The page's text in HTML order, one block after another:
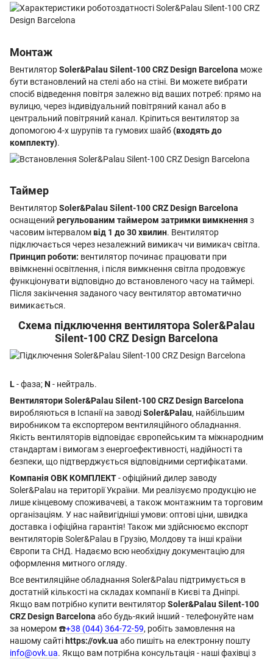
Монтаж
ВентиляторSoler&Palau Silent-100 CRZ Design Barcelona може
бути встановлений на стелі або на стіні. Ви можете вибрати
спосіб відведення повітря залежно від ваших потреб: прямо на
вулицю, через індивідуальний повітряний канал або в
центральний повітряний канал. Кріпиться вентилятор за
допомогою 4-х шурупів та гумових шайб(входять до
комплекту).
Таймер
ВентиляторSoler&Palau Silent-100 CRZ Design Barcelona
оснащений регульованим таймером затримки вимкнення з
часовим інтерваломвід 1 до 30 хвилин. Вентилятор
підключається через незалежний вимикач чи вимикач світла.
Принцип роботи: вентилятор починає працювати при
ввімкненні освітлення, і після вимкнення світла продовжує
функціонувати відповідно до встановленого часу на таймері.
Після закінчення заданого часу вентилятор автоматично
вимикається.
Схема підключення вентилятора Soler&Palau
Silent-100 CRZ Design Barcelona
L- фаза;N - нейтраль.
Вентилятори Soler&Palau Silent-100 CRZ Design Barcelona
виробляються в Іспанії на заводіSoler&Palau, найбільшим
виробником та експортером вентиляційного обладнання.
Якість вентиляторів відповідає європейським та міжнародним
стандартам і вимогам з енергоефективності, надійності та
безпеки, що підтверджується відповідними сертифікатами.
Компанія ОВК КОМПЛЕКТ- офіційний дилер заводу
Soler&Palau на території України. Ми реалізуємо продукцію не
лише кінцевому споживачеві, а також монтажним та торговим
організаціям. У нас найвигідніші умови: оптові ціни, швидка
доставка і офіційна гарантія! Також ми здійснюємо експорт
вентиляторів Soler&Palau в Грузію, Молдову та інші країни
Європи та СНД. Надаємо всю необхідну документацію для
оформлення митного огляду.
Все вентиляційне обладнання Soler&Palau підтримується в
достатній кількості на складах компанії в Києві та Дніпрі.
Якщо вам потрібно купити вентиляторSoler&Palau Silent-100
CRZ Design Barcelona або будь-який інший - телефонуйте нам
за номером ☎️+38 (044) 364-72-59, робіть замовлення на
нашому сайті https://ovk.ua або пишіть на електронну пошту
info@ovk.ua. Якщо вам потрібна консультація - наші фахівці з